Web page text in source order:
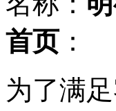
首页 ：
为了满